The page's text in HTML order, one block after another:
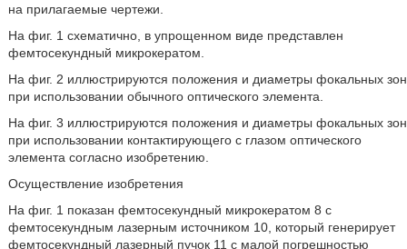
на прилагаемые чертежи.
На фиг. 1 схематично, в упрощенном виде представлен
фемтосекундный микрокератом.
На фиг. 2 иллюстрируются положения и диаметры фокальных зон
при использовании обычного оптического элемента.
На фиг. 3 иллюстрируются положения и диаметры фокальных зон
при использовании контактирующего с глазом оптического
элемента согласно изобретению.
Осуществление изобретения
На фиг. 1 показан фемтосекундный микрокератом 8 с
фемтосекундным лазерным источником 10, который генерирует
фемтосекундный лазерный пучок 11 с малой погрешностью